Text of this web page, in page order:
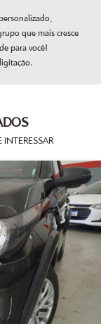
que mais cresce
para você!